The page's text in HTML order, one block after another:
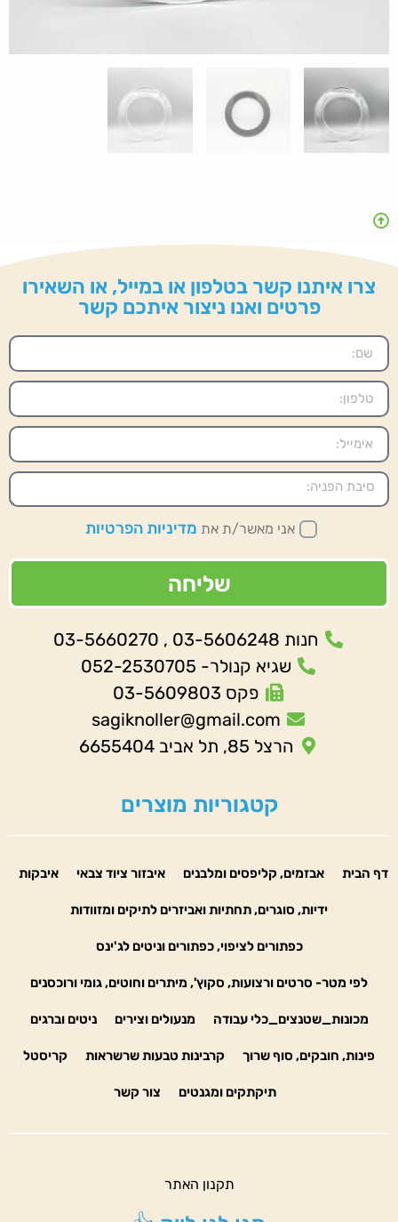
צרו איתנו קשר בטלפון או במייל, או השאירו
פרטים ואנו ניצור איתכם קשר
אני מאשר/ת את מדיניות הפרטיות
שליחה
חנות 03-5606248 , 03-5660270
שגיא קנולר- 052-2530705
פקס 03-5609803
sagiknoller@gmail.com
הרצל 85, תל אביב 6655404
קטגוריות מוצרים
דף הבית אבזמים, קליפסים ומלבנים איבזור ציוד צבאי איבקות
ידיות, סוגרים, תחתיות ואביזרים לתיקים ומזוודות
כפתורים לציפוי, כפתורים וניטים לג'ינס
לפי מטר- סרטים ורצועות, סקוץ', מיתרים וחוטים, גומי ורוכסנים
מכונות_שטנצים_כלי עבודה מנעולים וצירים ניטים וברגים
פינות, חובקים, סוף שרוך קרבינות טבעות שרשראות קריסטל
תיקתקים ומגנטים צור קשר
תקנון האתר